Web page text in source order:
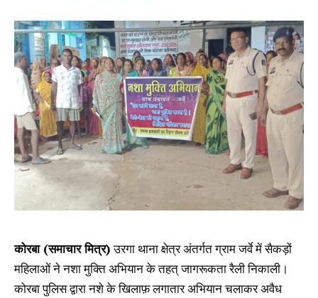
कोरबा (समाचार मित्र)उरगा थाना क्षेत्र अंतर्गत ग्राम जर्वे में सैकड़ों
महिलाओं ने नशा मुक्ति अभियान के तहत् जागरूकता रैली निकाली।
कोरबा पुलिस द्वारा नशे के खिलाफ़ लगातार अभियान चलाकर अवैध